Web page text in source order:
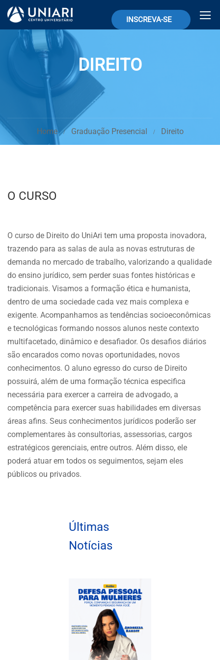
INSCREVA-SE
DIREITO
Home Graduação Presencial Direito
O CURSO
O curso de Direito do UniAri tem uma proposta inovadora,
trazendo para as salas de aula as novas estruturas de
demanda no mercado de trabalho, valorizando a qualidade
do ensino jurídico, sem perder suas fontes históricas e
tradicionais. Visamos a formação ética e humanista,
dentro de uma sociedade cada vez mais complexa e
exigente. Acompanhamos as tendências socioeconômicas
e tecnológicas formando nossos alunos neste contexto
multifacetado, dinâmico e desafiador. Os desafios diários
são encarados como novas oportunidades, novos
conhecimentos. O aluno egresso do curso de Direito
possuirá, além de uma formação técnica especifica
necessária para exercer a carreira de advogado, a
competência para exercer suas habilidades em diversas
áreas afins. Seus conhecimentos jurídicos poderão ser
complementares às consultorias, assessorias, cargos
estratégicos gerenciais, entre outros. Além disso, ele
poderá atuar em todos os seguimentos, sejam eles
públicos ou privados.
Últimas
Notícias
Aulão de Defesa
Durante o Mês das
Mulheres, o UNIARI
promove uma ação
especial que une
empoderamento,